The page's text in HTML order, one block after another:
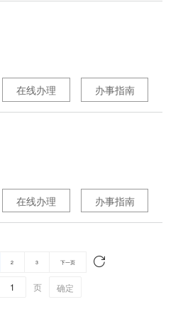
办事指南
在线办理
办事指南
在线办理
2 3 下一页
页 确定